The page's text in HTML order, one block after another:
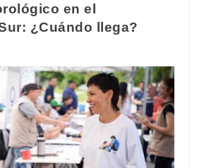
en el
¿Cuándo llega?